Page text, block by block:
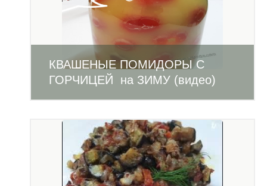
КВАШЕНЫЕ ПОМИДОРЫ С
ГОРЧИЦЕЙ на ЗИМУ (видео)